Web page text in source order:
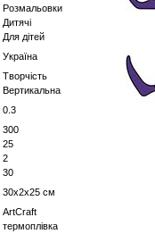
Розмальовки
Дитячі
Для дітей
Україна
Творчість
Вертикальна
0.3
300
25
2
30
30х2х25 см
ArtCraft
термоплівка